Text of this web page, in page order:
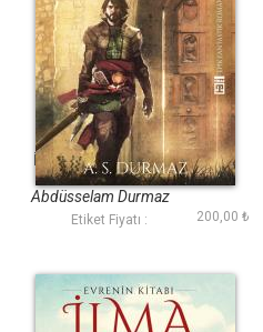
İlma IV - Son Savaş
Abdüsselam Durmaz
Etiket Fiyatı : 200,00 ₺